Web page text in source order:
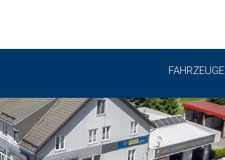
FAHRZEUGE